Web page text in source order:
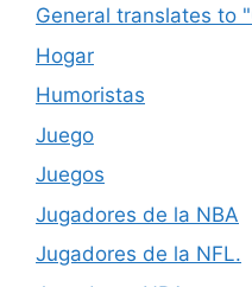
General translates to
Hogar
Humoristas
Juego
Juegos
Jugadores de la NBA
Jugadores de la NFL.